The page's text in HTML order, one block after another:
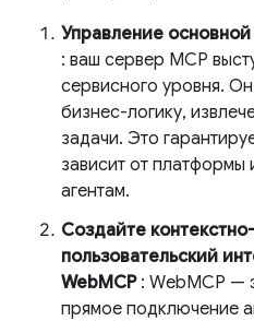
Управление
: ваш сервер MCP
сервисного уровня.
бизнес-логику,
задачи. Это
зависит от платформы
агентам.
Создайте
пользовательский
WebMCP: WebMCP —
прямое подключение